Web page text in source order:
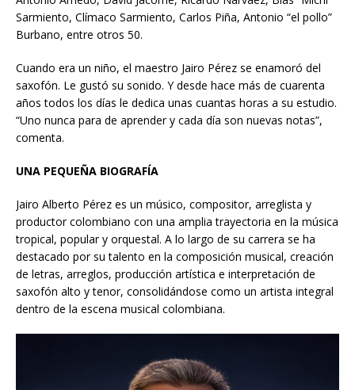
Sarmiento, Clímaco Sarmiento, Carlos Piña, Antonio “el pollo”
Burbano, entre otros 50.
Cuando era un niño, el maestro Jairo Pérez se enamoró del
saxofón. Le gustó su sonido. Y desde hace más de cuarenta
años todos los días le dedica unas cuantas horas a su estudio.
“Uno nunca para de aprender y cada día son nuevas notas”,
comenta.
UNA PEQUEÑA BIOGRAFÍA
Jairo Alberto Pérez es un músico, compositor, arreglista y
productor colombiano con una amplia trayectoria en la música
tropical, popular y orquestal. A lo largo de su carrera se ha
destacado por su talento en la composición musical, creación
de letras, arreglos, producción artística e interpretación de
saxofón alto y tenor, consolidándose como un artista integral
dentro de la escena musical colombiana.